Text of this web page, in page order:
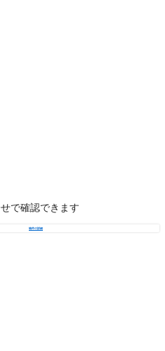
で確認できます
物件の詳細